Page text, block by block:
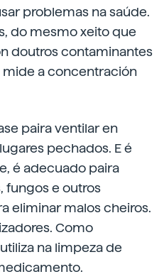
problemas na saúde.
do mesmo xeito que
doutros contaminantes
mide a concentración
paira ventilar en
pechados. E é
é adecuado paira
fungos e outros
eliminar malos cheiros.
Como
na limpeza de